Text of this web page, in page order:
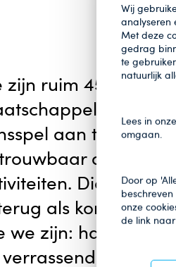
Wij
analyseren
Met deze
gedrag
te
natuurlijk
Lees in onze
omgaan.
Door op
onze
de link
zijn ruim 45 jaar
aan te
alternatief
Die
als kompas in
we zijn: hartelijk,